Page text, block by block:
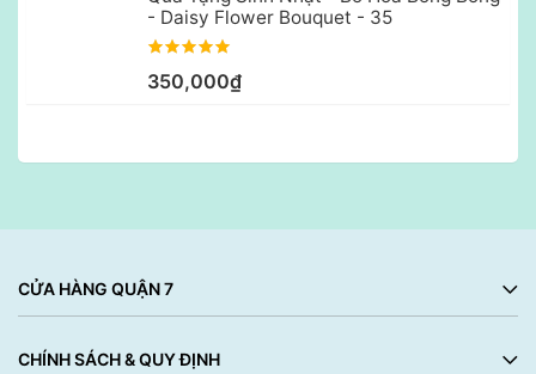
- Daisy Flower Bouquet - 35
350,000₫
CỬA HÀNG QUẬN 7
CHÍNH SÁCH & QUY ĐỊNH